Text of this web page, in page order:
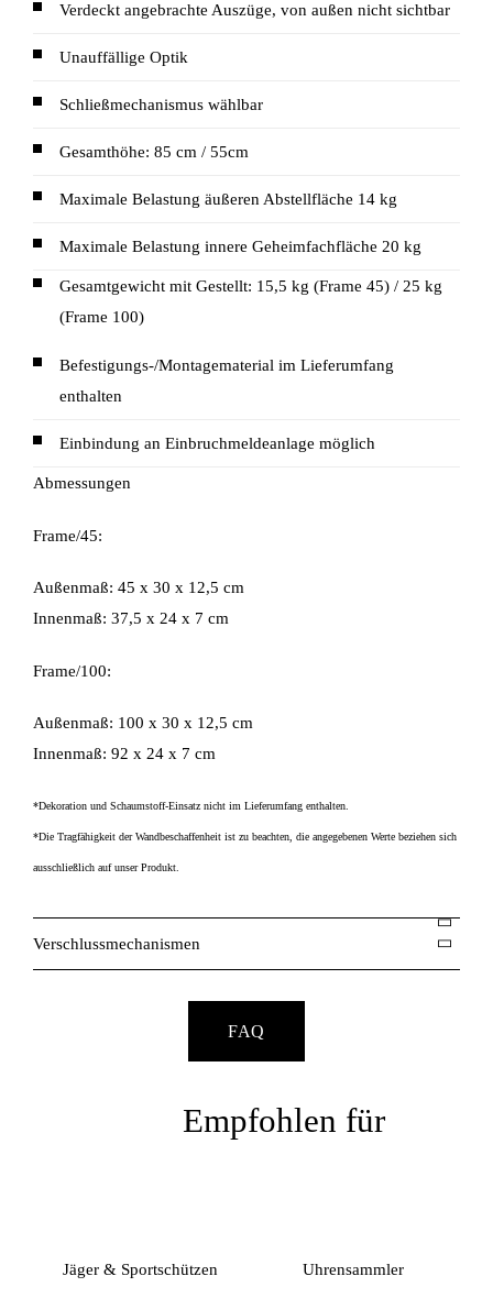
Verdeckt angebrachte Auszüge, von außen nicht sichtbar
Unauffällige Optik
Schließmechanismus wählbar
Gesamthöhe: 85 cm / 55cm
Maximale Belastung äußeren Abstellfläche 14 kg
Maximale Belastung innere Geheimfachfläche 20 kg
Gesamtgewicht mit Gestellt: 15,5 kg (Frame 45) / 25 kg
(Frame 100)
Befestigungs-/Montagematerial im Lieferumfang
enthalten
Einbindung an Einbruchmeldeanlage möglich
Abmessungen
Frame/45:
Außenmaß: 45 x 30 x 12,5 cm
Innenmaß: 37,5 x 24 x 7 cm
Frame/100:
Außenmaß: 100 x 30 x 12,5 cm
Innenmaß: 92 x 24 x 7 cm
*Dekoration und Schaumstoff-Einsatz nicht im Lieferumfang enthalten.
*Die Tragfähigkeit der Wandbeschaffenheit ist zu beachten, die angegebenen Werte beziehen sich
ausschließlich auf unser Produkt.
Verschlussmechanismen
FAQ
Empfohlen für
Jäger & Sportschützen Uhrensammler